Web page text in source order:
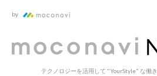
テクノロジーを活用して "YourStyle" な働
by